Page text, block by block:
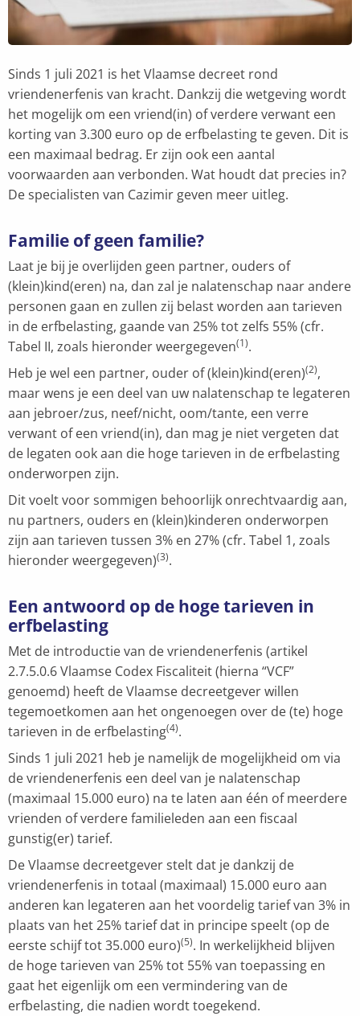
Sinds 1 juli 2021 is het Vlaamse decreet rond
vriendenerfenis van kracht. Dankzij die wetgeving wordt
het mogelijk om een vriend(in) of verdere verwant een
korting van 3.300 euro op de erfbelasting te geven. Dit is
een maximaal bedrag. Er zijn ook een aantal
voorwaarden aan verbonden. Wat houdt dat precies in?
De specialisten van Cazimir geven meer uitleg.
Familie of geen familie?
Laat je bij je overlijden geen partner, ouders of
(klein)kind(eren) na, dan zal je nalatenschap naar andere
personen gaan en zullen zij belast worden aan tarieven
in de erfbelasting, gaande van 25% tot zelfs 55% (cfr.
Tabel II, zoals hieronder weergegeven(1).
Heb je wel een partner, ouder of (klein)kind(eren)(2),
maar wens je een deel van uw nalatenschap te legateren
aan jebroer/zus, neef/nicht, oom/tante, een verre
verwant of een vriend(in), dan mag je niet vergeten dat
de legaten ook aan die hoge tarieven in de erfbelasting
onderworpen zijn.
Dit voelt voor sommigen behoorlijk onrechtvaardig aan,
nu partners, ouders en (klein)kinderen onderworpen
zijn aan tarieven tussen 3% en 27% (cfr. Tabel 1, zoals
hieronder weergegeven)(3).
Een antwoord op de hoge tarieven in
erfbelasting
Met de introductie van de vriendenerfenis (artikel
2.7.5.0.6 Vlaamse Codex Fiscaliteit (hierna “VCF”
genoemd) heeft de Vlaamse decreetgever willen
tegemoetkomen aan het ongenoegen over de (te) hoge
tarieven in de erfbelasting(4).
Sinds 1 juli 2021 heb je namelijk de mogelijkheid om via
de vriendenerfenis een deel van je nalatenschap
(maximaal 15.000 euro) na te laten aan één of meerdere
vrienden of verdere familieleden aan een fiscaal
gunstig(er) tarief.
De Vlaamse decreetgever stelt dat je dankzij de
vriendenerfenis in totaal (maximaal) 15.000 euro aan
anderen kan legateren aan het voordelig tarief van 3% in
plaats van het 25% tarief dat in principe speelt (op de
eerste schijf tot 35.000 euro)(5). In werkelijkheid blijven
de hoge tarieven van 25% tot 55% van toepassing en
gaat het eigenlijk om een vermindering van de
erfbelasting, die nadien wordt toegekend.